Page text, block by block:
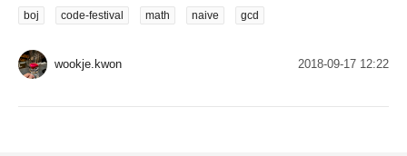
액 k는 b[i]-b[i-1]-a[i]이다. 오 그렇다면 이러한 k가 여러개 있을 수 있는
러한 gcd 값을 gcd_k라고 하자. 그럼 답이 모순되는...
boj code-festival math naive gcd
wookje.kwon 2018-09-17 12:22